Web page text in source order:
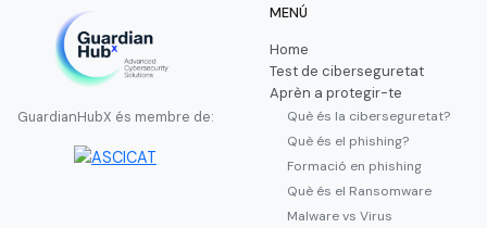
GuardianHubX és membre de:
MENÚ
Home
Test de ciberseguretat
Aprèn a protegir-te
Què és la ciberseguretat?
Què és el phishing?
Formació en phishing
Què és el Ransomware
Malware vs Virus